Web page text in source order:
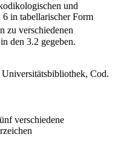
und
in tabellarischer Form
zu verschiedenen
den 3.2 gegeben.
Cod.
verschiedene